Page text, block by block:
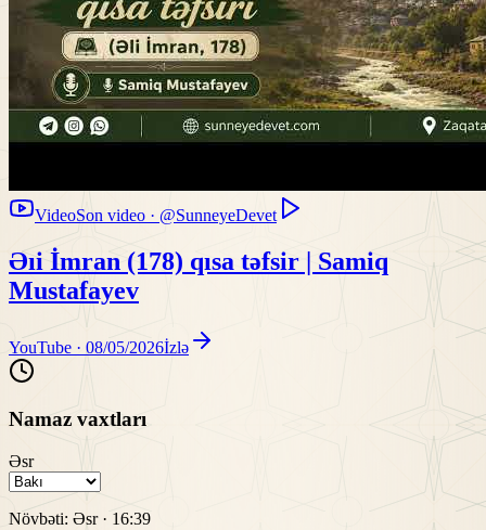
VideoSon video · @SunneyeDevet
Əıi İmran (178) qısa təfsir | Samiq
Mustafayev
YouTube · 08/05/2026İzlə
Namaz vaxtları
Əsr
Növbəti: Əsr· 16:39